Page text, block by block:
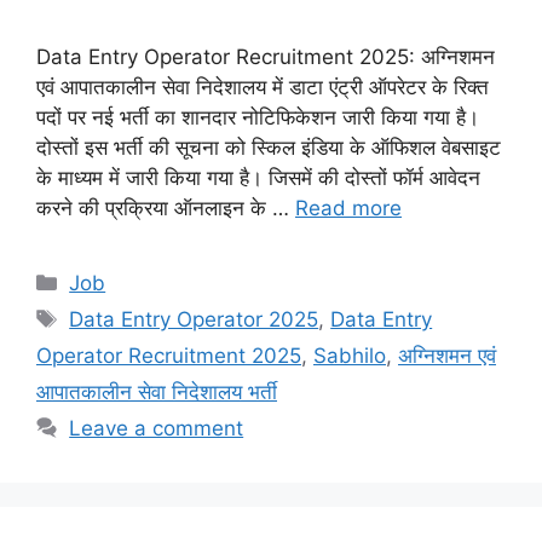
Data Entry Operator Recruitment 2025: अग्निशमन
एवं आपातकालीन सेवा निदेशालय में डाटा एंट्री ऑपरेटर के रिक्त
पदों पर नई भर्ती का शानदार नोटिफिकेशन जारी किया गया है।
दोस्तों इस भर्ती की सूचना को स्किल इंडिया के ऑफिशल वेबसाइट
के माध्यम में जारी किया गया है। जिसमें की दोस्तों फॉर्म आवेदन
करने की प्रक्रिया ऑनलाइन के … Read more
Categories
Job
Tags
Data Entry Operator 2025, Data Entry
Operator Recruitment 2025, Sabhilo, अग्निशमन एवं
आपातकालीन सेवा निदेशालय भर्ती
Leave a comment